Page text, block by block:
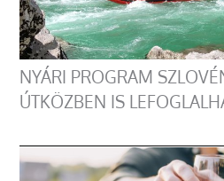
NYÁRI PROGRAM
ÚTKÖZBEN IS